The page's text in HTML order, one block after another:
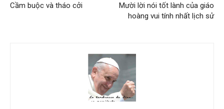
Cầm buộc và tháo cởi
Mười lời nói tốt lành của giáo
hoàng vui tính nhất lịch sử